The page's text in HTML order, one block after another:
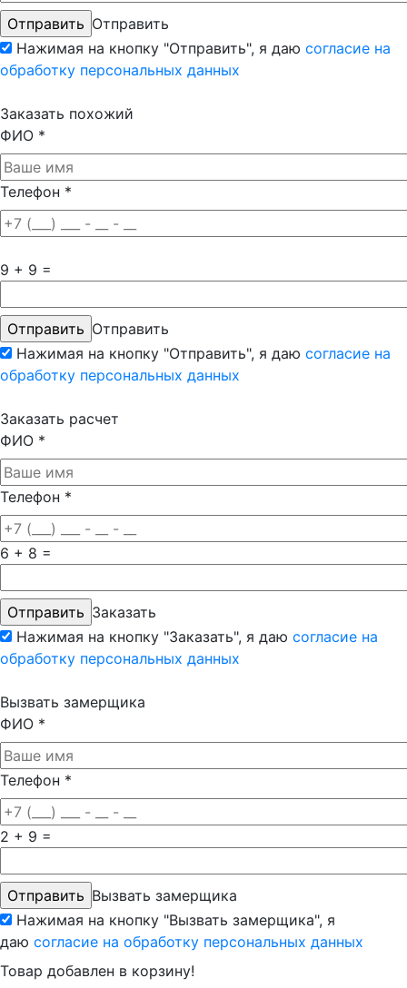
Отправить
Нажимая на кнопку "Отправить", я даю согласие на
обработку персональных данных
Заказать похожий
ФИО *
Телефон *
9 + 9 =
Отправить
Нажимая на кнопку "Отправить", я даю согласие на
обработку персональных данных
Заказать расчет
ФИО *
Телефон *
6 + 8 =
Заказать
Нажимая на кнопку "Заказать", я даю согласие на
обработку персональных данных
Вызвать замерщика
ФИО *
Телефон *
2 + 9 =
Вызвать замерщика
Нажимая на кнопку "Вызвать замерщика", я
даю согласие на обработку персональных данных
Товар добавлен в корзину!